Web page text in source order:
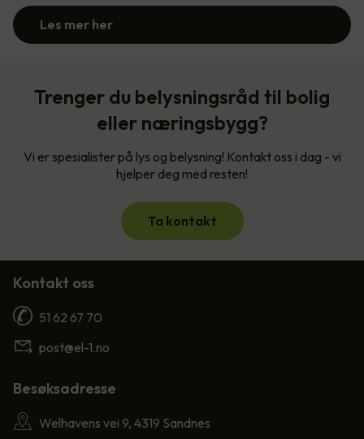
Les mer her
Trenger du belysningsråd til bolig
eller næringsbygg?
Vi er spesialister på lys og belysning! Kontakt oss i dag - vi
hjelper deg med resten!
Ta kontakt
Kontakt oss
51 62 67 70
post@el-1.no
Besøksadresse
Welhavens vei 9, 4319 Sandnes